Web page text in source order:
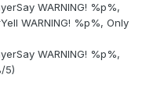
WARNING! %p%,
WARNING! %p%, Only
WARNING! %p%,
5)